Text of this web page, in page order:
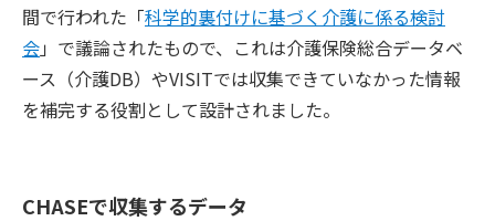
間で行われた「科学的裏付けに基づく介護に係る検討
会」で議論されたもので、これは介護保険総合データベ
ース（介護DB）やVISITでは収集できていなかった情報
を補完する役割として設計されました。
CHASEで収集するデータ